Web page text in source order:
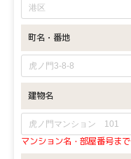
町名・番地
建物名
マンション名・部屋番号まで